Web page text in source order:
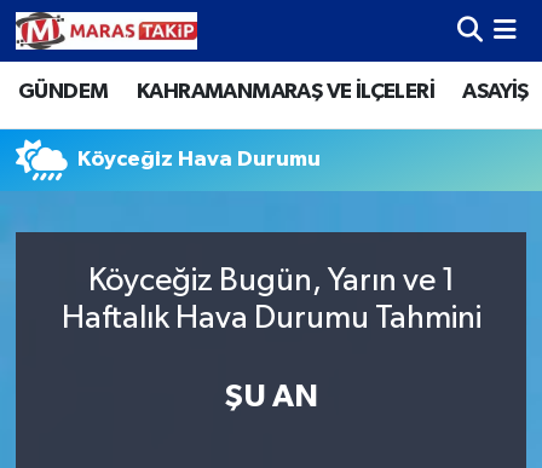
GÜNDEM KAHRAMANMARAŞ VE İLÇELERİ ASAYİŞ
Köyceğiz Hava Durumu
Köyceğiz Bugün, Yarın ve 1
Haftalık Hava Durumu Tahmini
ŞU AN
Kahramanmaraş Nöbetçi Eczaneler
Kahramanmaraş Hava Durumu
Kahramanmaraş Trafik Yoğunluk Haritası